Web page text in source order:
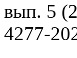
вып. 5
4277-